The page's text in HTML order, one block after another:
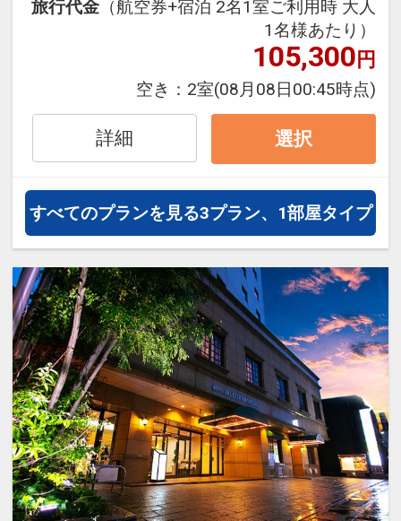
JALマイレージ会員の方にはフライ
トマイルが50%貯まります。
■大浴場のご案内
本館3階に「展望浴場」、南館2階に
「大浴場」と2つの趣の異なるお風
呂があります。
遠赤外線を放出して身体を芯から温
める「鉱火石（こうかせき）の湯」
を導入しています。
□営業時間：06:00～24:00 ※工事期
間中は変則営業となります。
■送迎のご案内
JR長崎駅とホテル間で無料の送迎バ
スが運行しています。
運航時間や乗車場所などは、直接ホ
テルヘお問い合わせください
旅行代金 （航空券+宿泊 2名1室ご利用時 大人
1名様あたり）
105,300円
空き： 2室(08月08日00:45時点)
詳細 選択
すべてのプランを見る3プラン、1部屋タイプ